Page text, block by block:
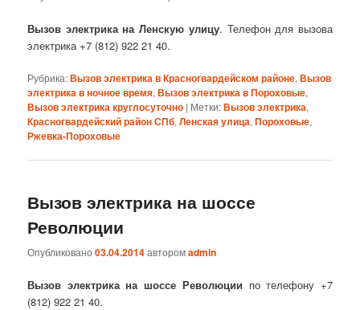
Вызов электрика на Ленскую улицу. Телефон для вызова
электрика +7 (812) 922 21 40.
Рубрика:Вызов электрика в Красногвардейском районе,Вызов
электрика в ночное время,Вызов электрика в Пороховые,
Вызов электрика круглосуточно | Метки:Вызов электрика,
Красногвардейский район СПб,Ленская улица,Пороховые,
Ржевка-Пороховые
Вызов электрика на шоссе
Революции
Опубликовано03.04.2014авторомadmin
Вызов электрика на шоссе Революции по телефону +7
(812) 922 21 40.